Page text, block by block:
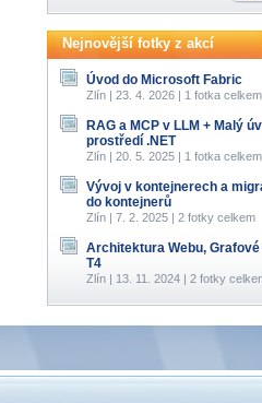
Nejnovější fotky z akcí
Úvod do Microsoft Fabric
Zlín | 23. 4. 2026 | 1 fotka celkem
RAG a MCP v LLM + Malý
prostředí .NET
Zlín | 20. 5. 2025 | 1 fotka celkem
Vývoj v kontejnerech a
do kontejnerů
Zlín | 7. 2. 2025 | 2 fotky celkem
Architektura Webu, Grafové
T4
Zlín | 13. 11. 2024 | 2 fotky